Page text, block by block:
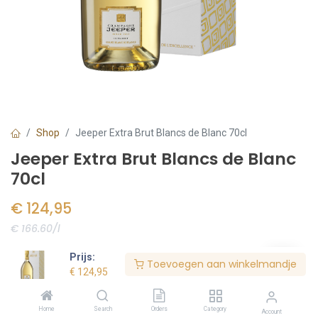
Prijs:
€ 124,95
Toevoegen aan winkelmandje
Home Search Orders Category Account
Shop Jeeper Extra Brut Blancs de Blanc 70cl
Jeeper Extra Brut Blancs de Blanc
70cl
€ 124,95
€ 166.60/l
Voorraad:10 stuk(s)
Bestel nu